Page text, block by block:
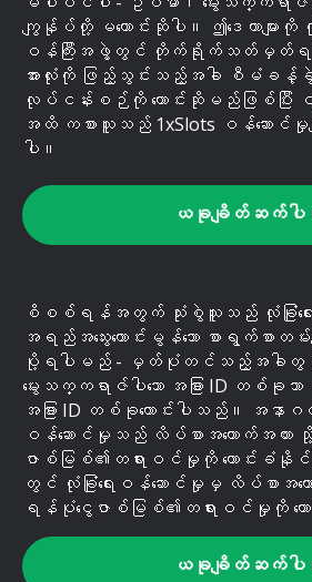
ကျွန်ုပ်တို့ မတောင်းဆိုပါ။ ဤဒေတာများကို
ဝန်ကြီးအဖွဲ့တွင် တိုက်ရိုက်သတ်မှတ်ရပ
အားလုံးကို ဖြည့်သွင်းသည့်အခါ စီမံခန့်
လုပ်ငန်းစဉ်ကို တောင်းဆိုမည်ဖြစ်ပြီး ၎
အထိ ကစားသူသည် 1xSlots ဝန်ဆောင်မှု
ပါ။
ယခုချိတ်ဆက်ပါ
စိစစ်ရန်အတွက် သုံးစွဲသူသည် လုံခြုံရေ
အရည်အသွေးကောင်းမွန်သော စာရွက်စာတမ်းမ
ပို့ရပါမည် - မှတ်ပုံတင်သည့်အခါတွ
မွေးသက္ကရာဇ်ပါသော အခြား ID တ
အခြား ID တစ်ခုတောင်းပါသည်။ အနာ
ဝန်ဆောင်မှုသည် လိပ်စာအထောက်အထာ
ဇာစ်မြစ်၏တရားဝင်မှုကို တောင်းခံနိုင်
တွင် လုံခြုံရေးဝန်ဆောင်မှုမှ လိပ်စာအ
ရန်ပုံငွေဇာစ်မြစ်၏တရားဝင်မှုကို တ
ယခုချိတ်ဆက်ပါ